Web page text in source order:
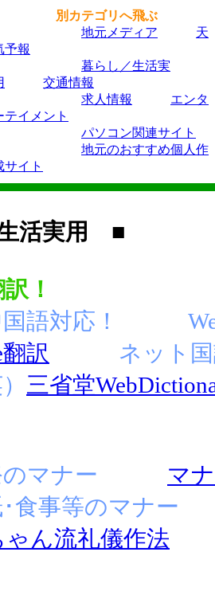
カテゴリへ飛ぶ
地元メディア
天
予報
暮らし／生活実
交通情報
求人情報
エンタ
テイメント
パソコン関連サイト
地元のおすすめ個人作
サイト
活実用 ■
！
対応！
訳
ネット国
三省堂
マナー
マ
食事等のマナー
ん流礼儀作法